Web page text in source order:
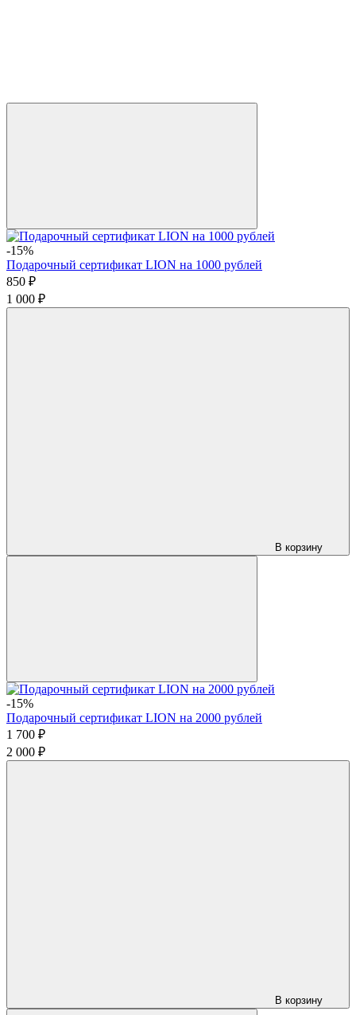
-15%
Подарочный сертификат LION на 1000 рублей
850 ₽
1 000 ₽
В корзину
-15%
Подарочный сертификат LION на 2000 рублей
1 700 ₽
2 000 ₽
В корзину